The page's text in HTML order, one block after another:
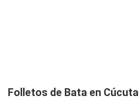
Folletos de Bata en Cúcuta